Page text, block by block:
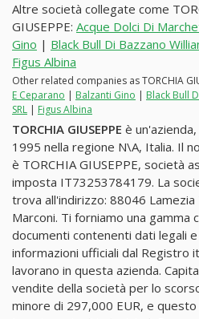
Altre società collegate come
GIUSEPPE: Acque Dolci Di
Gino | Black Bull Di Bazzano
Figus Albina
Other related companies as TORCHIA
E Ceparano | Balzanti Gino | Black Bull
SRL | Figus Albina
TORCHIA GIUSEPPE è
1995 nella regione N\A, Italia. Il
è TORCHIA GIUSEPPE, società
imposta IT73253784179. La
trova all'indirizzo: 88046
Marconi. Ti forniamo una gamma
documenti contenenti dati legali
informazioni ufficiali dal Registro
lavorano in questa azienda.
vendite della società per lo
minore di 297,000 EUR, e